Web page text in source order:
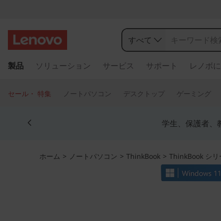
e
n
o
v
イ
ン
すべて
製品 ソリューション サービス サポート レノボ
セール・ 特集 ノートパソコン デスクトップ ゲーミング
学生、保護者、
ホーム > ノートパソコン > ThinkBook > ThinkBook シリ